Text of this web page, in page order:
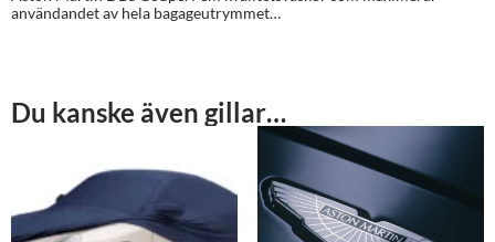
användandet av hela bagageutrymmet…
Du kanske även gillar…